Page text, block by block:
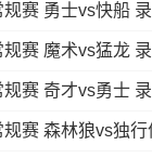
赛 勇士vs快船
赛 魔术vs猛龙
赛 奇才vs勇士